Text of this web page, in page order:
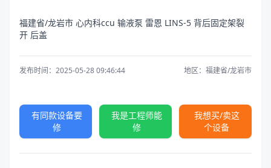
福建省/龙岩市 心内科ccu 输液泵 雷恩 LINS-5 背后固定架裂
开 后盖
发布时间：2025-05-28 09:46:44 地区：福建省/龙岩市
有同款设备要
修
我是工程师能
修
我想买/卖这
个设备